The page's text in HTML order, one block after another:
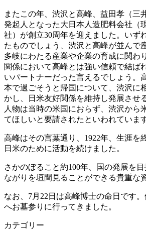
またこの年、渋沢と高峰、益田孝（三
発起人となった大日本人造肥料会社（
社）が創立30周年を迎えました。いず
たものでしょう、渋沢と高峰が並んで
多岐にわたる産業や企業の育成に関わ
関係において高峰とは強い信頼で結ば
いパートナーだった言えるでしょう。
本で過ごそうと帰国について、渋沢に
かし、日米友好関係を維持し発展させ
人物は当時の米国におらず、渋沢から
てほしいと要請されたといわれています
高峰はその言葉通り、1922年、生涯を
日米のために活動を続けました。
さかのぼること約100年、国の発展を
ながりを垣間見ることができる貴重な
なお、7月22日は高峰博士の命日です
へお墓参りに行ってきました。
カテゴリー